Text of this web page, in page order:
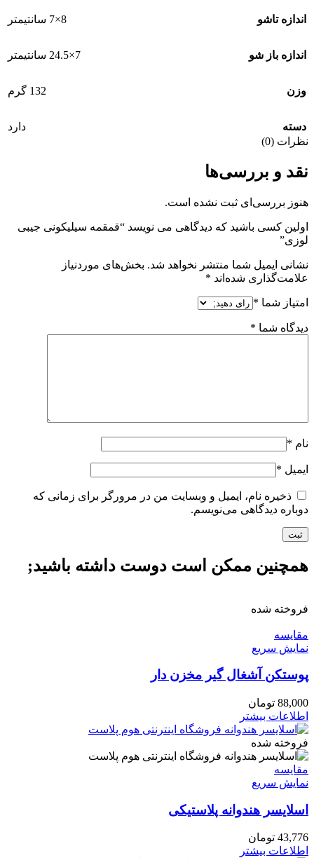
اندازه تاشو 8×7 سانتیمتر
اندازه باز شو 7×24.5 سانتیمتر
وزن 132 گرم
دسته
دارد
نظرات (0)
نقد و بررسی‌ها
هنوز بررسی‌ای ثبت نشده است.
اولین کسی باشید که دیدگاهی می نویسد “قمقمه سیلیکونی جیبی
لوزی”
نشانی ایمیل شما منتشر نخواهد شد. بخش‌های موردنیاز
علامت‌گذاری شده‌اند *
امتیاز شما *
دیدگاه شما *
نام *
ایمیل *
ذخیره نام، ایمیل و وبسایت من در مرورگر برای زمانی که
دوباره دیدگاهی می‌نویسم.
همچنین ممکن است دوست داشته باشید;
فروخته شده
مقايسه
نمایش سریع
پوستکن آشغال گیر مخزن دار
88,000 تومان
اطلاعات بیشتر
فروخته شده
مقايسه
نمایش سریع
اسلایسر هندوانه پلاستیکی
43,776 تومان
اطلاعات بیشتر